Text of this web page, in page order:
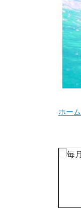
ホーム